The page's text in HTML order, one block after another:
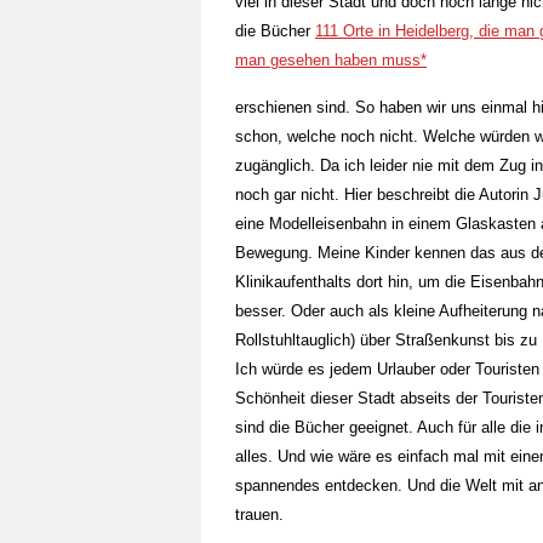
die Bücher 111 Orte in Heidelberg, die
man gesehen haben muss*
erschienen sind. So haben wir uns einmal
schon, welche noch nicht. Welche würden
zugänglich. Da ich leider nie mit dem Zug
noch gar nicht. Hier beschreibt die Autorin
eine Modelleisenbahn in einem
Bewegung. Meine Kinder kennen das aus
Klinikaufenthalts dort hin, um die
besser. Oder auch als kleine Aufheiterung
Rollstuhltauglich) über Straßenkunst bis
Ich würde es jedem Urlauber oder
Schönheit dieser Stadt abseits der
sind die Bücher geeignet. Auch für alle die
alles. Und wie wäre es einfach mal mit
spannendes entdecken. Und die Welt mit
trauen.